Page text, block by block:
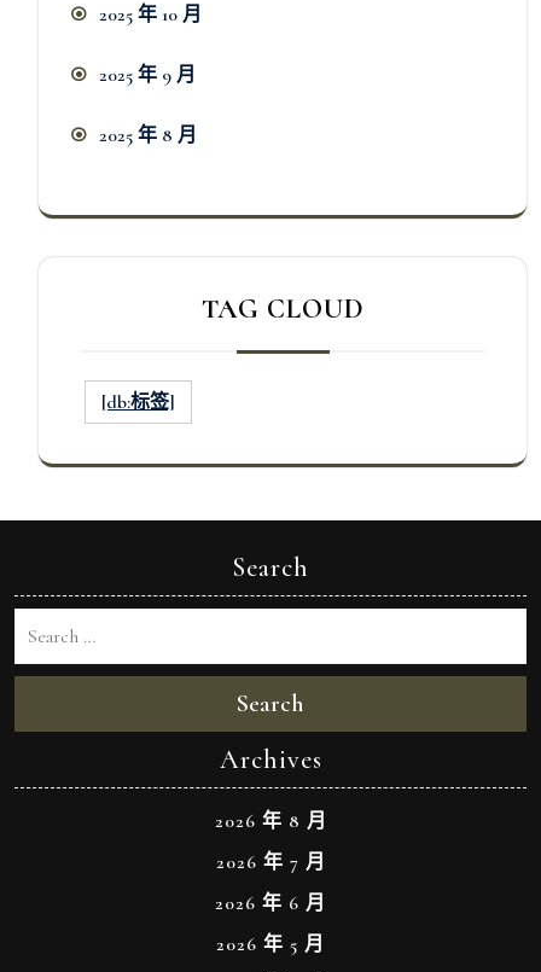
2025 年 10 月
2025 年 9 月
2025 年 8 月
TAG CLOUD
[db:标签]
Search
Search
Archives
2026 年 8 月
2026 年 7 月
2026 年 6 月
2026 年 5 月